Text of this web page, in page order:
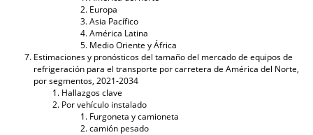
Europa
Asia Pacífico
América Latina
Medio Oriente y África
Estimaciones y pronósticos del tamaño del mercado de equipos de
refrigeración para el transporte por carretera de América del Norte,
por segmentos, 2021-2034
Hallazgos clave
Por vehículo instalado
Furgoneta y camioneta
camión pesado